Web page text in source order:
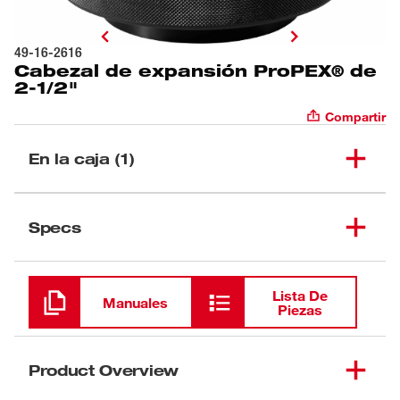
49-16-2616
Cabezal de expansión ProPEX® de
2-1/2"
Compartir
En la caja (1)
Specs
Cargando
Manuales
Lista De
Piezas
Product Overview